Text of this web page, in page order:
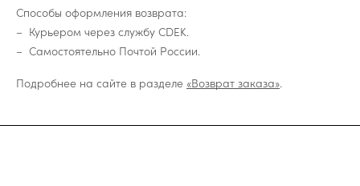
Способы оформления возврата:
Курьером через службу CDEK.
Самостоятельно Почтой России.
Подробнее на сайте в разделе «Возврат заказа».